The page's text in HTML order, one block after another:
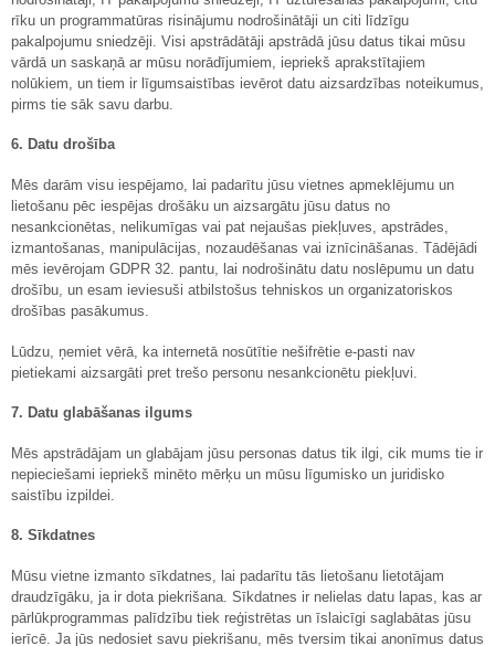
rīku un programmatūras risinājumu nodrošinātāji un citi līdzīgu
pakalpojumu sniedzēji. Visi apstrādātāji apstrādā jūsu datus tikai mūsu
vārdā un saskaņā ar mūsu norādījumiem, iepriekš aprakstītajiem
nolūkiem, un tiem ir līgumsaistības ievērot datu aizsardzības noteikumus,
pirms tie sāk savu darbu.
6. Datu drošība
Mēs darām visu iespējamo, lai padarītu jūsu vietnes apmeklējumu un
lietošanu pēc iespējas drošāku un aizsargātu jūsu datus no
nesankcionētas, nelikumīgas vai pat nejaušas piekļuves, apstrādes,
izmantošanas, manipulācijas, nozaudēšanas vai iznīcināšanas. Tādējādi
mēs ievērojam GDPR 32. pantu, lai nodrošinātu datu noslēpumu un datu
drošību, un esam ieviesuši atbilstošus tehniskos un organizatoriskos
drošības pasākumus.
Lūdzu, ņemiet vērā, ka internetā nosūtītie nešifrētie e-pasti nav
pietiekami aizsargāti pret trešo personu nesankcionētu piekļuvi.
7. Datu glabāšanas ilgums
Mēs apstrādājam un glabājam jūsu personas datus tik ilgi, cik mums tie ir
nepieciešami iepriekš minēto mērķu un mūsu līgumisko un juridisko
saistību izpildei.
8. Sīkdatnes
Mūsu vietne izmanto sīkdatnes, lai padarītu tās lietošanu lietotājam
draudzīgāku, ja ir dota piekrišana. Sīkdatnes ir nelielas datu lapas, kas ar
pārlūkprogrammas palīdzību tiek reģistrētas un īslaicīgi saglabātas jūsu
ierīcē. Ja jūs nedosiet savu piekrišanu, mēs tversim tikai anonīmus datus